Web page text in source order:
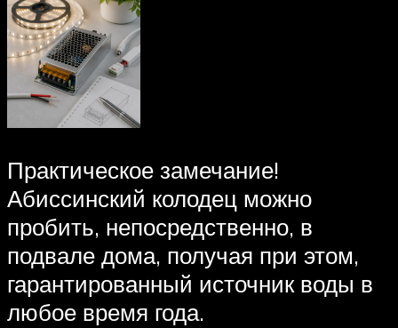
Практическое замечание!
Абиссинский колодец можно
пробить, непосредственно, в
подвале дома, получая при этом,
гарантированный источник воды в
любое время года.